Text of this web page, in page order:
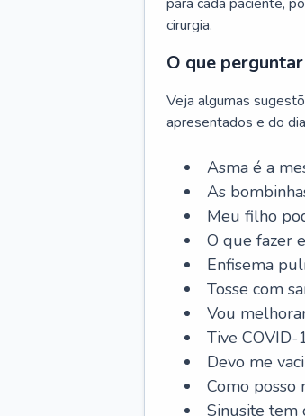
cirurgia.
O que
Veja algumas
apresentados e do
Asma é a
As
Meu filho
O que fazer
Enfisema
Tosse com
Vou
Tive COVID-
Devo me
Como posso
Sinusite tem